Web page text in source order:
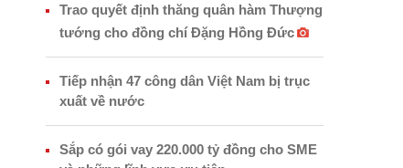
Trao quyết định thăng quân hàm Thượng
tướng cho đồng chí Đặng Hồng Đức
Tiếp nhận 47 công dân Việt Nam bị trục
xuất về nước
Sắp có gói vay 220.000 tỷ đồng cho SME